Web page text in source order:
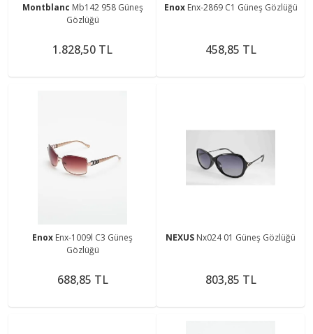
Montblanc Mb142 958 Güneş
Gözlüğü
1.828,50 TL
Enox Enx-2869 C1 Güneş Gözlüğü
458,85 TL
Enox Enx-1009l C3 Güneş
Gözlüğü
688,85 TL
NEXUS Nx024 01 Güneş Gözlüğü
803,85 TL